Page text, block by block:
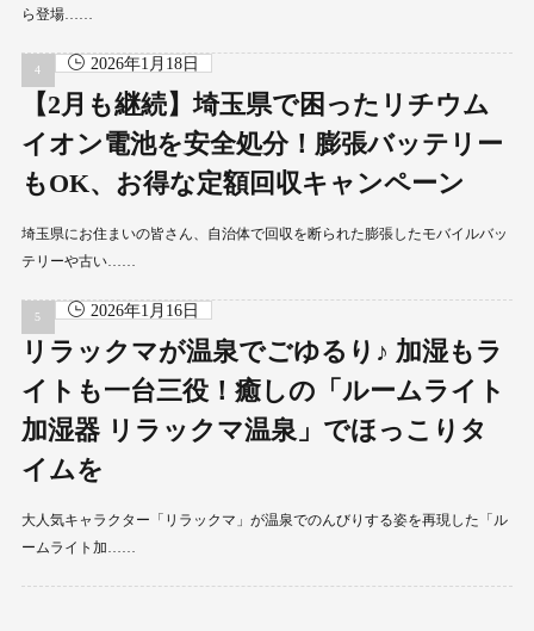
ら登場……
2026年1月18日
【2月も継続】埼玉県で困ったリチウム
イオン電池を安全処分！膨張バッテリー
もOK、お得な定額回収キャンペーン
埼玉県にお住まいの皆さん、自治体で回収を断られた膨張したモバイルバッ
テリーや古い……
2026年1月16日
リラックマが温泉でごゆるり♪ 加湿もラ
イトも一台三役！癒しの「ルームライト
加湿器 リラックマ温泉」でほっこりタ
イムを
大人気キャラクター「リラックマ」が温泉でのんびりする姿を再現した「ル
ームライト加……